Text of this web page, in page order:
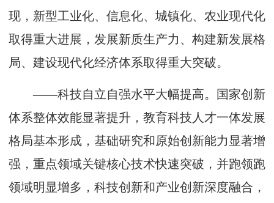
现，新型工业化、信息化、城镇化、农业现代化
取得重大进展，发展新质生产力、构建新发展格
局、建设现代化经济体系取得重大突破。
——科技自立自强水平大幅提高。国家创新
体系整体效能显著提升，教育科技人才一体发展
格局基本形成，基础研究和原始创新能力显著增
强，重点领域关键核心技术快速突破，并跑领跑
领域明显增多，科技创新和产业创新深度融合，